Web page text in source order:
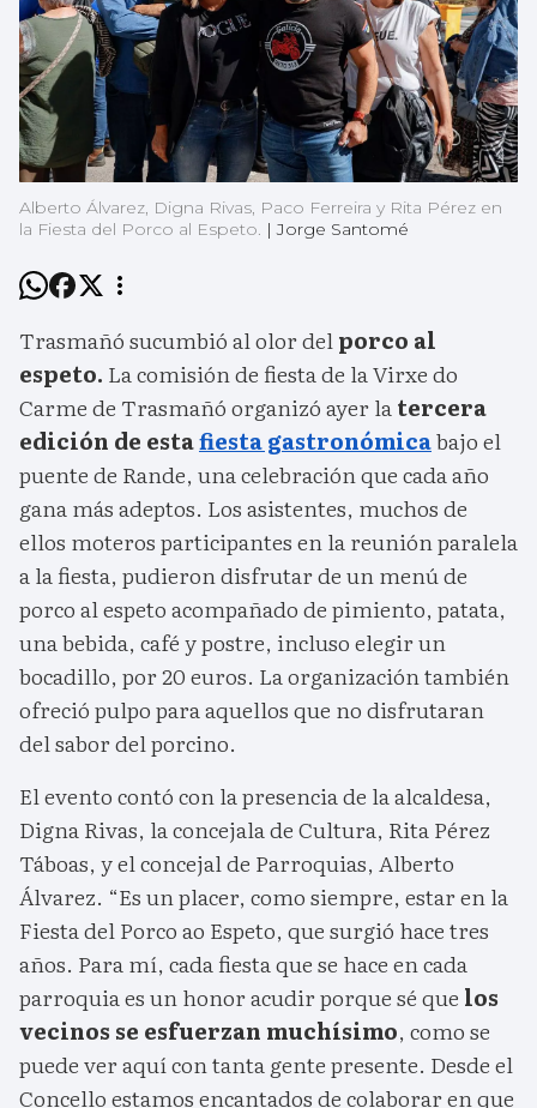
Alberto Álvarez, Digna Rivas, Paco Ferreira y Rita Pérez en
la Fiesta del Porco al Espeto. |Jorge Santomé
Trasmañó sucumbió al olor delporco al
espeto. La comisión de fiesta de la Virxe do
Carme de Trasmañó organizó ayer latercera
edición de estafiesta gastronómicabajo el
puente de Rande, una celebración que cada año
gana más adeptos. Los asistentes, muchos de
ellos moteros participantes en la reunión paralela
a la fiesta, pudieron disfrutar de un menú de
porco al espeto acompañado de pimiento, patata,
una bebida, café y postre, incluso elegir un
bocadillo, por 20 euros. La organización también
ofreció pulpo para aquellos que no disfrutaran
del sabor del porcino.
El evento contó con la presencia de la alcaldesa,
Digna Rivas, la concejala de Cultura, Rita Pérez
Táboas, y el concejal de Parroquias, Alberto
Álvarez. “Es un placer, como siempre, estar en la
Fiesta del Porco ao Espeto, que surgió hace tres
años. Para mí, cada fiesta que se hace en cada
parroquia es un honor acudir porque sé que los
vecinos se esfuerzan muchísimo, como se
puede ver aquí con tanta gente presente. Desde el
Concello estamos encantados de colaborar en que